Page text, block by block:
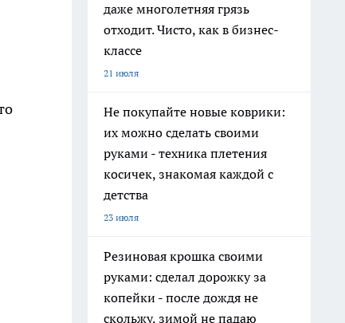
даже многолетняя грязь
отходит. Чисто, как в бизнес-
классе
21 июля
Не покупайте новые коврики:
их можно сделать своими
руками - техника плетения
косичек, знакомая каждой с
детства
23 июля
Резиновая крошка своими
руками: сделал дорожку за
копейки - после дождя не
скольжу, зимой не падаю